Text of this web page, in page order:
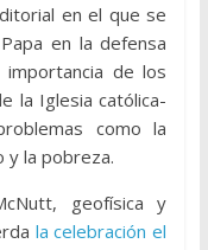
en el que se
en la defensa
de los
la Iglesia católica-
como la
y la pobreza.
geofísica y
la celebración el